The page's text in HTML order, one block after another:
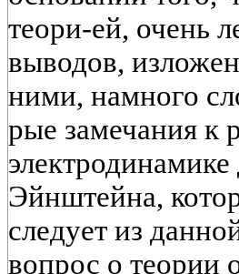
теори-ей, очень
выводов,
ними, намного
рые замечания к
Эйнштейна,
следует из
вопрос о теории